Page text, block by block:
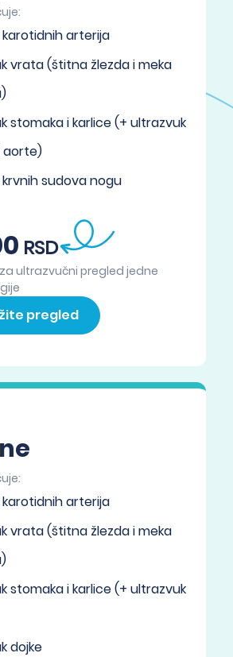
arterija
vrata (štitna žlezda i meka
stomaka i karlice (+ ultrazvuk
aorte)
sudova nogu
RSD
ultrazvučni pregled jedne
pregled
arterija
vrata (štitna žlezda i meka
stomaka i karlice (+ ultrazvuk
dojke